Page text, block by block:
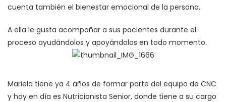
cuenta también el bienestar emocional de la persona.
A ella le gusta acompañar a sus pacientes durante el
proceso ayudándolos y apoyándolos en todo momento.
Mariela tiene ya 4 años de formar parte del equipo de CNC
y hoy en día es Nutricionista Senior, donde tiene a su cargo